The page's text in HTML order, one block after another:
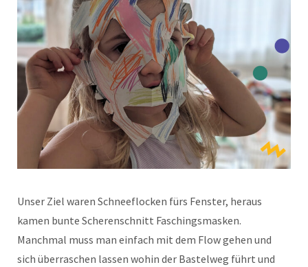
Unser Ziel waren Schneeflocken fürs Fenster, heraus
kamen bunte Scherenschnitt Faschingsmasken.
Manchmal muss man einfach mit dem Flow gehen und
sich überraschen lassen wohin der Bastelweg führt und